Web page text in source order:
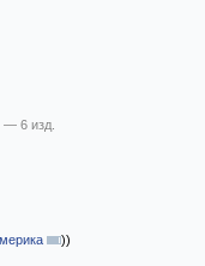
— 6 изд.
))